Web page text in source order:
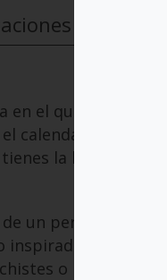
el que estás. Y si
¿Sabes
la hora precisa
un personaje
Al
o historias que